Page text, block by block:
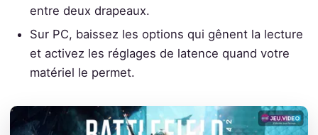
entre deux drapeaux.
Sur PC, baissez les options qui gênent la lecture
et activez les réglages de latence quand votre
matériel le permet.